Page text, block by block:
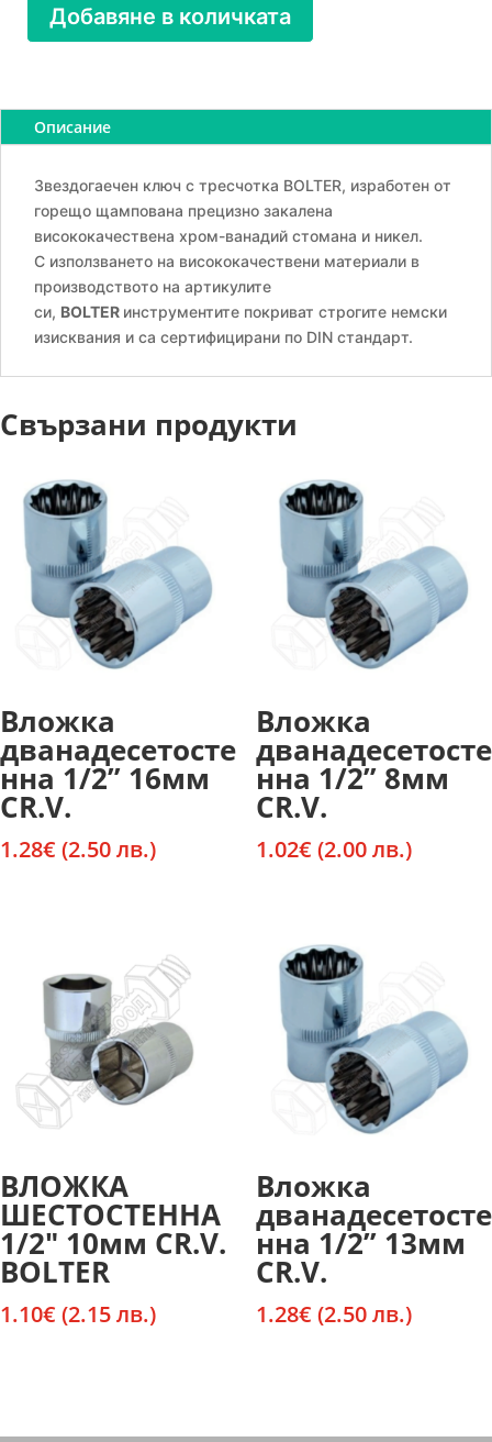
количество
звездогаечен
прав
BOLTER
Добавяне в количката
Описание
Звездогаечен ключ с тресчотка BOLTER, изработен от
горещо щампована прецизно закалена
висококачествена хром-ванадий стомана и никел.
С използването на висококачествени материали в
производството на артикулите
си, BOLTER инструментите покриват строгите немски
изисквания и са сертифицирани по DIN стандарт.
Свързани продукти
Вложка
дванадесетосте
нна 1/2” 16мм
CR.V.
1.28€ (2.50 лв.)
Вложка
дванадесетосте
нна 1/2” 8мм
CR.V.
1.02€ (2.00 лв.)
ВЛОЖКА
ШЕСТОСТЕННА
1/2″ 10мм CR.V.
BOLTER
1.10€ (2.15 лв.)
Вложка
дванадесетосте
нна 1/2” 13мм
CR.V.
1.28€ (2.50 лв.)